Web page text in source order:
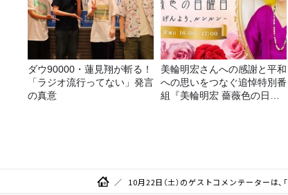
ダウ90000・蓮見翔が斬る！
「ラジオ流行ってない」発言
の真意
美輪明宏さんへの感謝と平和
への思いをつなぐ追悼特別番
組『美輪明宏 薔薇色の日曜
10月22日（土）のゲストコメンテーターは